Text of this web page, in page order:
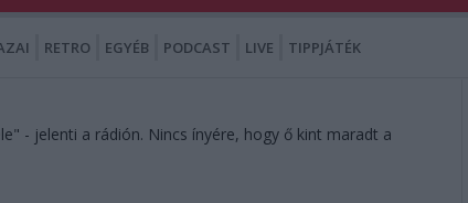
RETRO EGYÉB PODCAST LIVE TIPPJÁTÉK
- jelenti a rádión. Nincs ínyére, hogy ő kint maradt a